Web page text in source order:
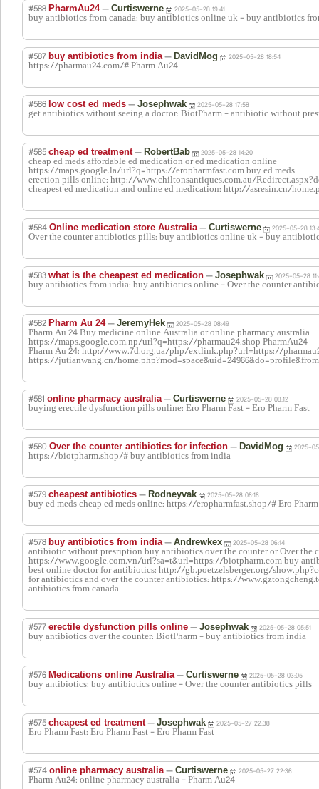
#588 PharmAu24— Curtiswerne 2025-05-28 19:41
buy antibiotics from canada: buy antibiotics online uk - buy antibiotics
#587 buy antibiotics from india— DavidMog 2025-05-28 18:54
https://pharmau24.com/# Pharm Au24
#586 low cost ed meds — Josephwak 2025-05-28 17:58
get antibiotics without seeing a doctor: BiotPharm - antibiotic without
#585 cheap ed treatment— RobertBab 2025-05-28 14:20
cheap ed meds affordable ed medication or ed medication online
https://maps.google.la/url?q=https://eropharmfast.com buy ed meds
erection pills online: http://www.chiltonsantiques.com.au/
cheapest ed medication and online ed medication: http://asresin.cn/
#584 Online medication store Australia— Curtiswerne 2025-05-28
Over the counter antibiotics pills: buy antibiotics online uk - buy
#583 what is the cheapest ed medication — Josephwak 2025-05-28
buy antibiotics from india: buy antibiotics online - Over the counter
#582 Pharm Au 24— JeremyHek 2025-05-28 08:49
Pharm Au 24 Buy medicine online Australia or online pharmacy australia
https://maps.google.com.np/url?q=https://pharmau24.shop PharmAu24
Pharm Au 24: http://www.7d.org.ua/php/extlink.php?url=https://
https://jutianwang.cn/
#581 online pharmacy australia— Curtiswerne 2025-05-28 08:12
buying erectile dysfunction pills online: Ero Pharm Fast - Ero Pharm Fast
#580 Over the counter antibiotics for infection — DavidMog 2025-
https://biotpharm.shop/# buy antibiotics from india
#579 cheapest antibiotics — Rodneyvak 2025-05-28 06:16
buy ed meds cheap ed meds online: https://eropharmfast.shop/# Ero
#578 buy antibiotics from india— Andrewkex 2025-05-28 06:14
antibiotic without presription buy antibiotics over the counter or Over the
https://www.google.com.vn/url?sa=t&url=https://biotpharm.com buy
best online doctor for antibiotics: http://gb.poetzelsberger.org/
for antibiotics and over the counter antibiotics: https://
antibiotics from canada
#577 erectile dysfunction pills online — Josephwak 2025-05-28 05:51
buy antibiotics over the counter: BiotPharm - buy antibiotics from india
#576 Medications online Australia— Curtiswerne 2025-05-28 03:05
buy antibiotics: buy antibiotics online - Over the counter antibiotics pills
#575 cheapest ed treatment— Josephwak 2025-05-27 22:38
Ero Pharm Fast: Ero Pharm Fast - Ero Pharm Fast
#574 online pharmacy australia— Curtiswerne 2025-05-27 22:36
Pharm Au24: online pharmacy australia - Pharm Au24